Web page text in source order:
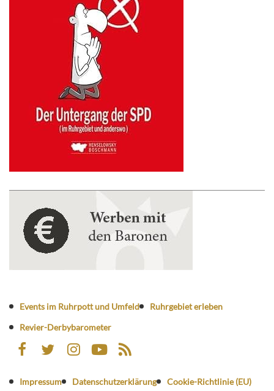
Events im Ruhrpott und Umfeld
Ruhrgebiet erleben
Revier-Derbybarometer
Impressum Datenschutzerklärung Cookie-Richtlinie (EU)